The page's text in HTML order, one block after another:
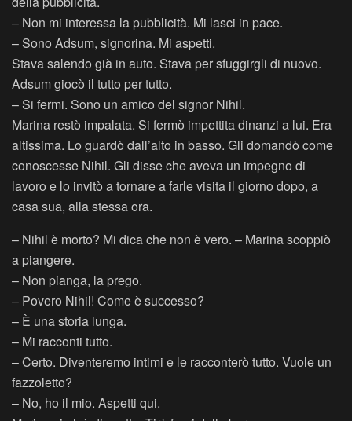
– Non mi interessa la pubblicità. Mi lasci in pace.
– Sono Adsum, signorina. Mi aspetti.
Stava salendo già in auto. Stava per sfuggirgli di nuovo.
Adsum giocò il tutto per tutto.
– Si fermi. Sono un amico del signor Nihil.
Marina restò impalata. Si fermò impettita dinanzi a lui. Era
altissima. Lo guardò dall’alto in basso. Gli domandò come
conoscesse Nihil. Gli disse che aveva un impegno di
lavoro e lo invitò a tornare a farle visita il giorno dopo, a
casa sua, alla stessa ora.
– Nihil è morto? Mi dica che non è vero. – Marina scoppiò
a piangere.
– Non pianga, la prego.
– Povero Nihil! Come è successo?
– È una storia lunga.
– Mi racconti tutto.
– Certo. Diventeremo intimi e le racconterò tutto. Vuole un
fazzoletto?
– No, ho il mio. Aspetti qui.